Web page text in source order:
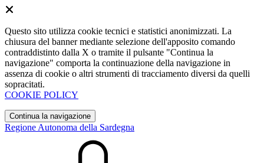
Questo sito utilizza cookie tecnici e statistici anonimizzati. La
chiusura del banner mediante selezione dell'apposito comando
contraddistinto dalla X o tramite il pulsante "Continua la
navigazione" comporta la continuazione della navigazione in
assenza di cookie o altri strumenti di tracciamento diversi da quelli
sopracitati.
COOKIE POLICY
Continua la navigazione
Regione Autonoma della Sardegna